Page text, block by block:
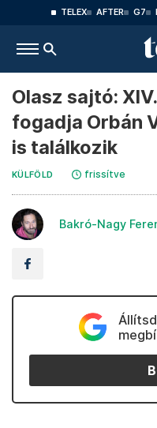
TELEX AFTER G7
Olasz sajtó:
fogadja Orbán
is találkozik
KÜLFÖLD frissítve
Bakró-Nagy